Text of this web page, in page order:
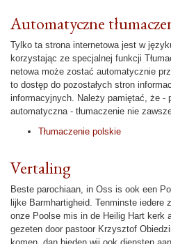
Automatyczne
Tylko ta strona in­ter­netowa jest w
korzystając ze specjalnej funkcji
netowa może zostać automatycznie
to dostęp do pozostałych stron
informacyjnych. Należy pamiętać, że -
automatyczna - tłumaczenie nie
Tłumaczenie polskie
Vertaling
Beste pa­ro­chi­aan, in Oss is ook een
lijke Barm­har­tig­heid. Tenminste iedere
onze Poolse mis in de Heilig Hart
ge­zeten door pastoor Krzysztof